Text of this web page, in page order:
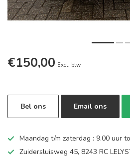
€150,00 Excl. btw
Bel ons Email ons
Maandag t/m zaterdag : 9.00 uur
Zuidersluisweg 45, 8243 RC